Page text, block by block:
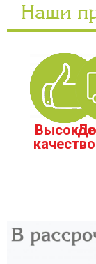
Наши
Высокое
качество